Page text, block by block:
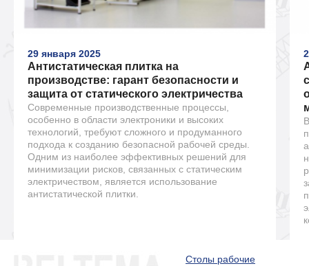
29 января 2025
Антистатическая плитка на
производстве: гарант безопасности и
защита от статического электричества
Современные производственные процессы,
особенно в области электроники и высоких
технологий, требуют сложного и продуманного
подхода к созданию безопасной рабочей среды.
Одним из наиболее эффективных решений для
минимизации рисков, связанных с статическим
электричеством, является использование
антистатической плитки.
Столы рабочие